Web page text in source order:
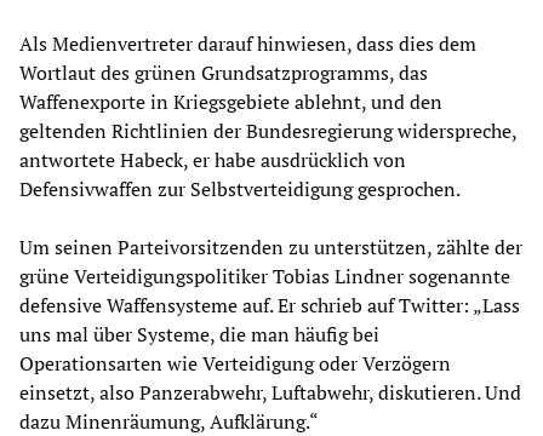
Als Medienvertreter darauf hinwiesen, dass dies dem
Wortlaut des grünen Grundsatzprogramms, das
Waffenexporte in Kriegsgebiete ablehnt, und den
geltenden Richtlinien der Bundesregierung widerspreche,
antwortete Habeck, er habe ausdrücklich von
Defensivwaffen zur Selbstverteidigung gesprochen.
Um seinen Parteivorsitzenden zu unterstützen, zählte der
grüne Verteidigungspolitiker Tobias Lindner sogenannte
defensive Waffensysteme auf. Er schrieb auf Twitter: „Lass
uns mal über Systeme, die man häufig bei
Operationsarten wie Verteidigung oder Verzögern
einsetzt, also Panzerabwehr, Luftabwehr, diskutieren. Und
dazu Minenräumung, Aufklärung.“